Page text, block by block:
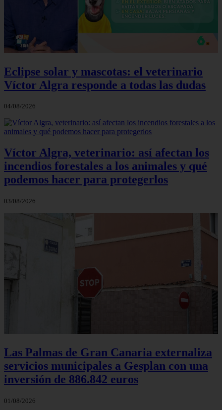
Eclipse solar y mascotas: el veterinario
Víctor Algra responde a todas las dudas
04/08/2026
Víctor Algra, veterinario: así afectan los
incendios forestales a los animales y qué
podemos hacer para protegerlos
03/08/2026
Las Palmas de Gran Canaria externaliza
servicios municipales a Gesplan con una
inversión de 886.842 euros
01/08/2026